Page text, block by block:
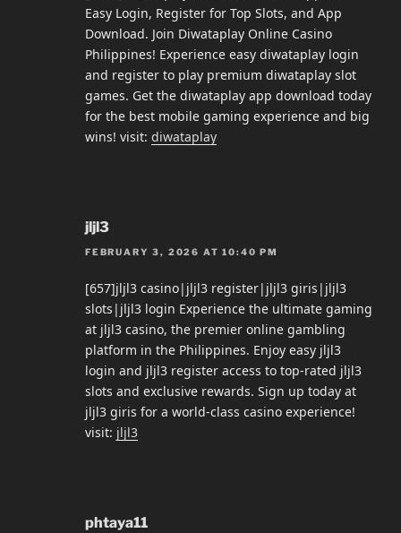
Easy Login, Register for Top Slots, and App
Download. Join Diwataplay Online Casino
Philippines! Experience easy diwataplay login
and register to play premium diwataplay slot
games. Get the diwataplay app download today
for the best mobile gaming experience and big
wins! visit: diwataplay
jljl3
FEBRUARY 3, 2026 AT 10:40 PM
[657]jljl3 casino|jljl3 register|jljl3 giris|jljl3
slots|jljl3 login Experience the ultimate gaming
at jljl3 casino, the premier online gambling
platform in the Philippines. Enjoy easy jljl3
login and jljl3 register access to top-rated jljl3
slots and exclusive rewards. Sign up today at
jljl3 giris for a world-class casino experience!
visit: jljl3
phtaya11